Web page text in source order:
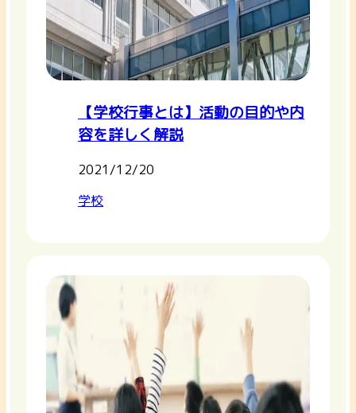
【学校行事とは】活動の目的や内
容を詳しく解説
2021/12/20
学校